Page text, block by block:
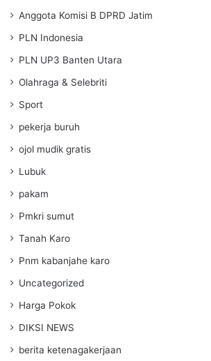
Anggota Komisi B DPRD Jatim
PLN Indonesia
PLN UP3 Banten Utara
Olahraga & Selebriti
Sport
pekerja buruh
ojol mudik gratis
Lubuk
pakam
Pmkri sumut
Tanah Karo
Pnm kabanjahe karo
Uncategorized
Harga Pokok
DIKSI NEWS
berita ketenagakerjaan